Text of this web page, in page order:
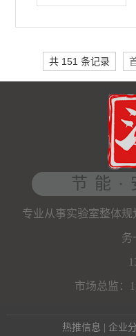
共 151 条记录
节能·
专业从事实验室整体
务
市场总监：
热推信息 企业